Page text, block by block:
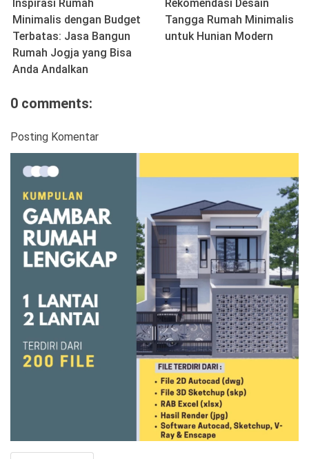
Inspirasi Rumah
Minimalis dengan Budget
Terbatas: Jasa Bangun
Rumah Jogja yang Bisa
Anda Andalkan
Rekomendasi Desain
Tangga Rumah Minimalis
untuk Hunian Modern
0 comments:
Posting Komentar